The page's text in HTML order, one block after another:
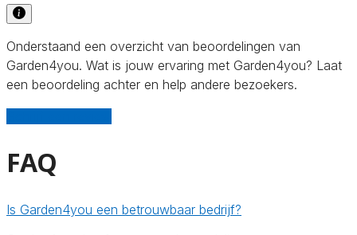
Onderstaand een overzicht van beoordelingen van
Garden4you. Wat is jouw ervaring met Garden4you? Laat
een beoordeling achter en help andere bezoekers.
FAQ
Is Garden4you een betrouwbaar bedrijf?